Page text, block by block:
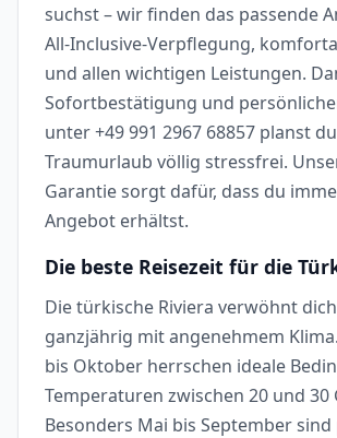
suchst – wir finden das passende
All-Inclusive-Verpflegung,
und allen wichtigen Leistungen.
Sofortbestätigung und
unter +49 991 2967 68857 planst
Traumurlaub völlig stressfrei.
Garantie sorgt dafür, dass du
Angebot erhältst.
Die beste Reisezeit für die
Die türkische Riviera verwöhnt
ganzjährig mit angenehmem
bis Oktober herrschen ideale
Temperaturen zwischen 20 und 30
Besonders Mai bis September